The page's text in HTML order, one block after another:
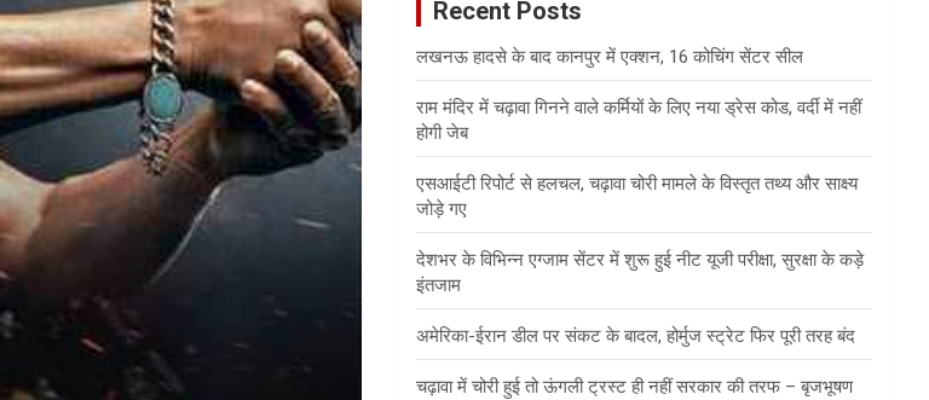
Recent Posts
लखनऊ हादसे के बाद कानपुर में एक्शन, 16 कोचिंग सेंटर सील
राम मंदिर में चढ़ावा गिनने वाले कर्मियों के लिए नया ड्रेस कोड, वर्दी में नहीं
होगी जेब
एसआईटी रिपोर्ट से हलचल, चढ़ावा चोरी मामले के विस्तृत तथ्य और साक्ष्य
जोड़े गए
देशभर के विभिन्न एग्जाम सेंटर में शुरू हुई नीट यूजी परीक्षा, सुरक्षा के कड़े
इंतजाम
अमेरिका-ईरान डील पर संकट के बादल, होर्मुज स्ट्रेट फिर पूरी तरह बंद
चढ़ावा में चोरी हुई तो ऊंगली ट्रस्ट ही नहीं सरकार की तरफ – बृजभूषण